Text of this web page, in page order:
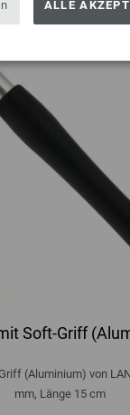
ALLE
Soft-Griff
(Aluminium) von
mm, Länge 15 cm